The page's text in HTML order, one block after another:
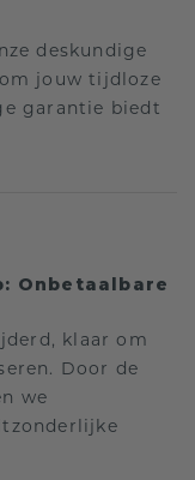
deskundige
jouw tijdloze
garantie biedt
Onbetaalbare
klaar om
Door de
we